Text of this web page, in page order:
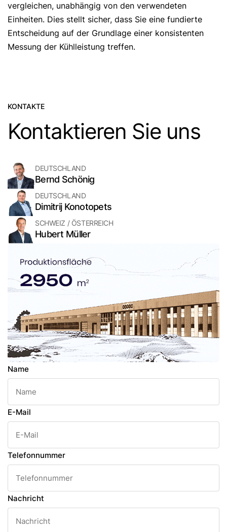
vergleichen, unabhängig von den verwendeten
Einheiten. Dies stellt sicher, dass Sie eine fundierte
Entscheidung auf der Grundlage einer konsistenten
Messung der Kühlleistung treffen.
KONTAKTE
Kontaktieren Sie uns
DEUTSCHLAND
Bernd Schönig
DEUTSCHLAND
Dimitrij Konotopets
SCHWEIZ / ÖSTERREICH
Hubert Müller
Name
E-Mail
Telefonnummer
Nachricht